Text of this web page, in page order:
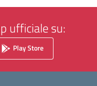
ufficiale su:
Play Store